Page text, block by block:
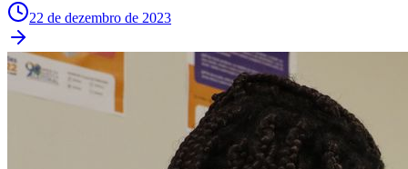
Para Sua Empresa
Anuncie Regional
Guia de Empresas
Vagas na Região
Hub de Negócios
22 de dezembro de 2023